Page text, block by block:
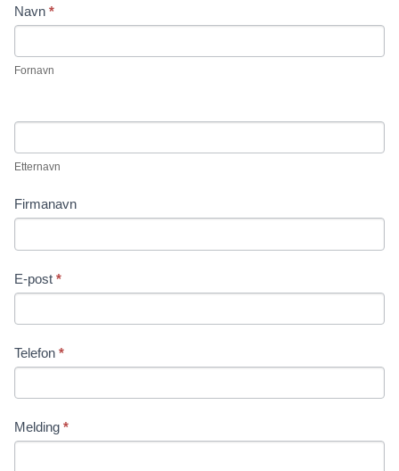
Contact
Navn *
Fornavn
Etternavn
Firmanavn
E-post *
Telefon *
Melding *